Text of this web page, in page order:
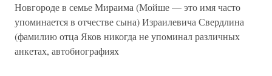
Новгороде в семье Мираима (Мойше — это имя часто
упоминается в отчестве сына) Израилевича Свердлина
(фамилию отца Яков никогда не упоминал различных
анкетах, автобиографиях